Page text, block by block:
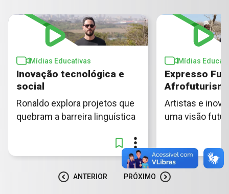
Mídias Educativas
Inovação tecnológica e
social
Ronaldo explora projetos que
quebram a barreira linguística
Mídias
Expresso
Artistas e
uma visão
ANTERIOR PRÓXIMO